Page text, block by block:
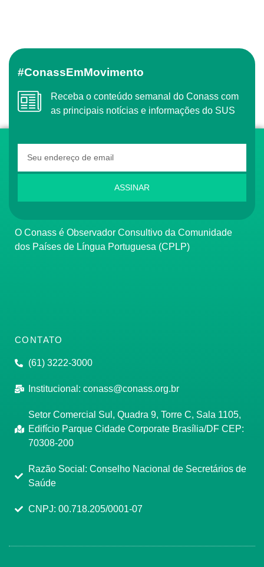
#ConassEmMovimento
Receba o conteúdo semanal do Conass com
as principais notícias e informações do SUS
ASSINAR
O Conass é Observador Consultivo da Comunidade
dos Países de Língua Portuguesa (CPLP)
CONTATO
(61) 3222-3000
Institucional: conass@conass.org.br
Setor Comercial Sul, Quadra 9, Torre C, Sala 1105,
Edifício Parque Cidade Corporate Brasília/DF CEP:
70308-200
Razão Social: Conselho Nacional de Secretários de
Saúde
CNPJ: 00.718.205/0001-07